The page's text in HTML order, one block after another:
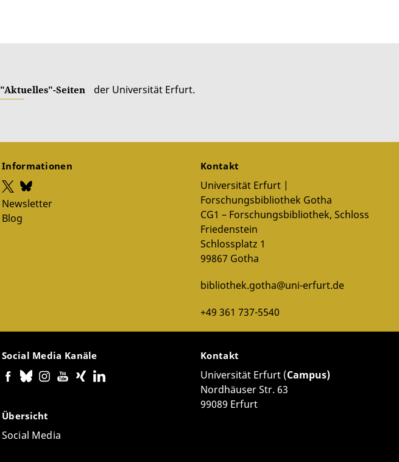
"Aktuelles"-Seiten der Universität Erfurt.
Informationen
Newsletter
Blog
Kontakt
Universität Erfurt |
Forschungsbibliothek Gotha
CG1 – Forschungsbibliothek, Schloss
Friedenstein
Schlossplatz 1
99867 Gotha
bibliothek.gotha@uni-erfurt.de
+49 361 737-5540
Social Media Kanäle
Übersicht
Social Media
Kontakt
Universität Erfurt (Campus)
Nordhäuser Str. 63
99089 Erfurt